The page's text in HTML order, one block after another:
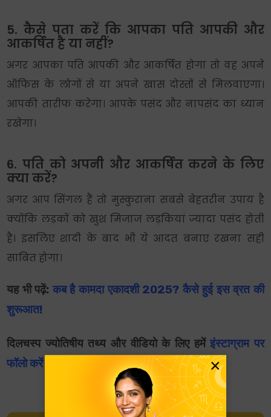
5. कैसे पता करें कि आपका पति आपकी और
आकर्षित है या नहीं?
अगर आपका पति आपकी और आकर्षित होगा तो वह अपने
ऑफिस के लोगों से या अपने खास दोस्तों से मिलवाएगा।
आपकी तारीफ करेगा। आपके पसंद और नापसंद का ध्यान
रखेगा।
6. पति को अपनी और आकर्षित करने के लिए
क्या करें?
अगर आप सिंगल हैं तो मुस्कुराना सबसे बेहतरीन उपाय है
क्योंकि लड़कों को खुश मिजाज लड़कियां ज्यादा पसंद होती
है। इसलिए शादी के बाद भी ये आदत बनाए रखना सही
साबित होगा।
यह भी पढ़ें: कब है कामदा एकादशी 2025? कैसे हुई इस व्रत की
शुरूआत!
दिलचस्प ज्योतिषीय तथ्य और वीडियो के लिए हमेंइंस्टाग्राम पर
फॉलो करेंऔर अपना दैनिक राशिफल पढ़ें। ×